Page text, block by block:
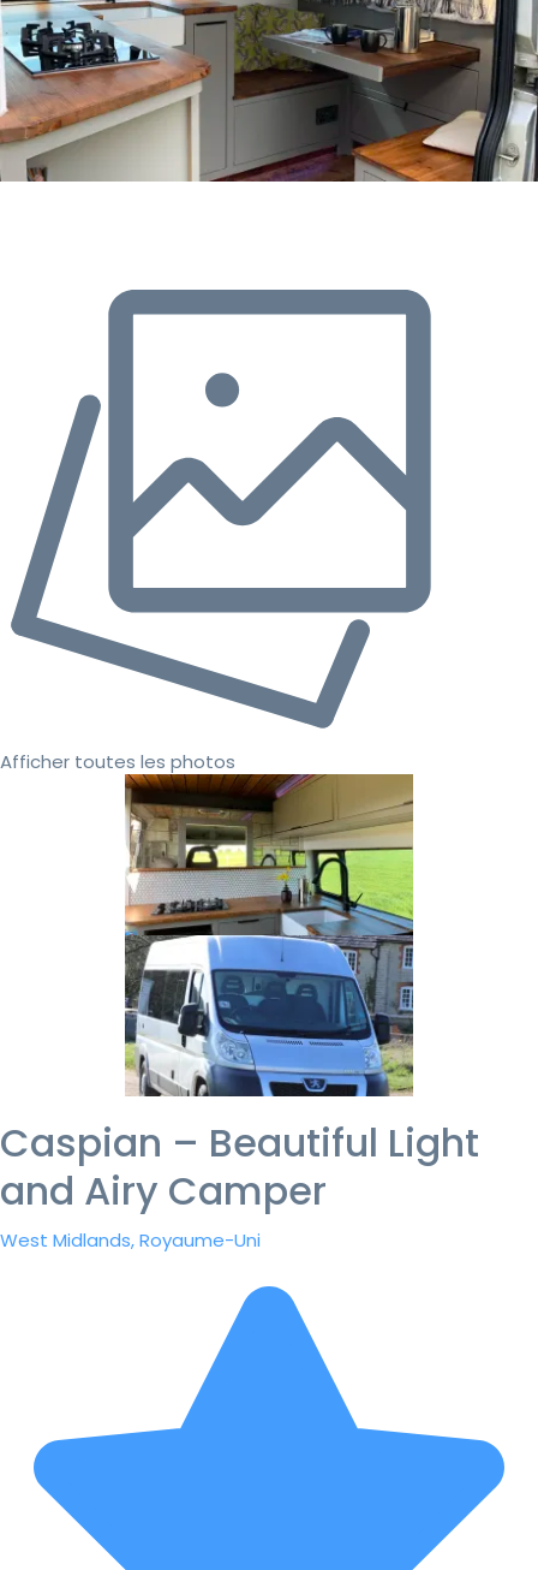
Afficher toutes les photos
Caspian – Beautiful Light
and Airy Camper
West Midlands, Royaume-Uni